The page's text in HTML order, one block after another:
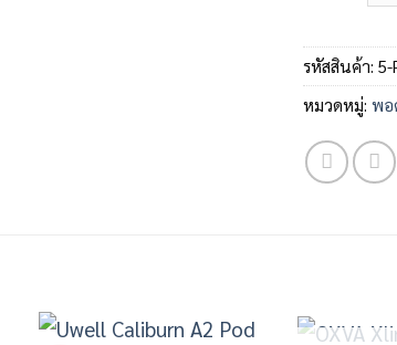
รหัสสินค้า: 5-
หมวดหมู่: พอ